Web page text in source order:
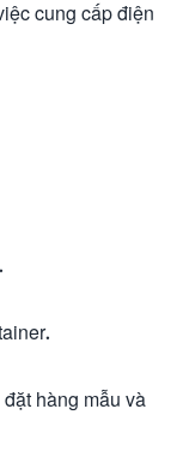
cung cấp điện
hàng mẫu và